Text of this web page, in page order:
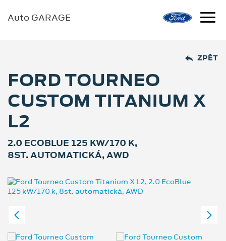
Auto GARAGE
ZPĚT
FORD TOURNEO
CUSTOM TITANIUM X
L2
2.0 ECOBLUE 125 KW/170 K,
8ST. AUTOMATICKÁ, AWD